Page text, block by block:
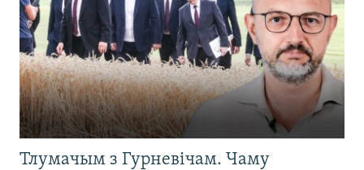
Тлумачым з Гурневічам. Чаму